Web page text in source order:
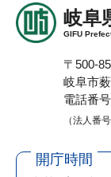
岐阜
GIFU
〒500-
岐阜市
電話番
（法人番
開庁時間